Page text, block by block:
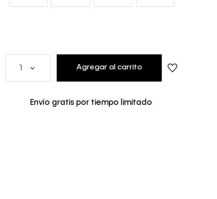
Agregar al carrito
Envío gratis por tiempo limitado